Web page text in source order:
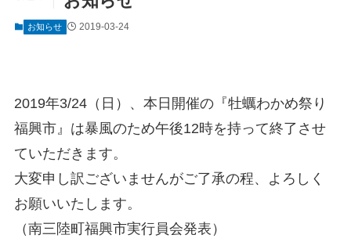
お知らせ 2019-03-24
2019年3/24（日）、本日開催の『牡蠣わかめ祭り
福興市』は暴風のため午後12時を持って終了させ
ていただきます。
大変申し訳ございませんがご了承の程、よろしく
お願いいたします。
（南三陸町福興市実行員会発表）